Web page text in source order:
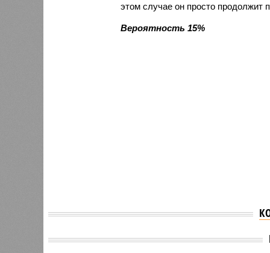
этом случае он просто продолжит
Вероятность 15%
об обсуждении